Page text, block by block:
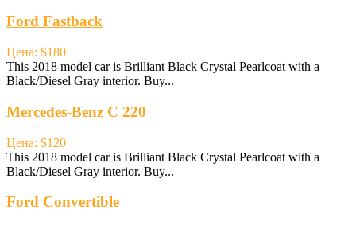
Ford Fastback
Цена: $180
This 2018 model car is Brilliant Black Crystal Pearlcoat with a
Black/Diesel Gray interior. Buy...
Mercedes-Benz C 220
Цена: $120
This 2018 model car is Brilliant Black Crystal Pearlcoat with a
Black/Diesel Gray interior. Buy...
Ford Convertible